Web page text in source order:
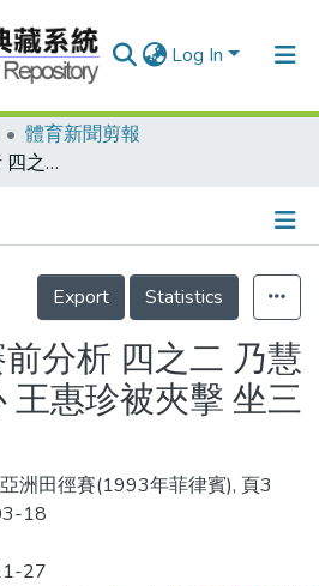
Log In
體育新聞剪報
亞洲田徑賽賽前分析 四之二 乃慧芳摘金有信心 王惠珍被夾擊 坐三望二搶第一
Details
Export
Statistics
分析 四之二 乃慧
王惠珍被夾擊 坐三
洲田徑賽(1993年菲律賓), 頁3
18
27